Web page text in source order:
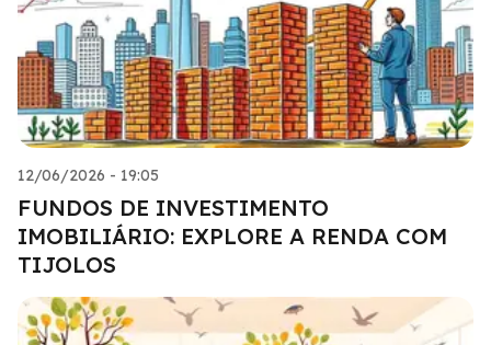
12/06/2026 - 19:05
FUNDOS DE INVESTIMENTO
IMOBILIÁRIO: EXPLORE A RENDA COM
TIJOLOS